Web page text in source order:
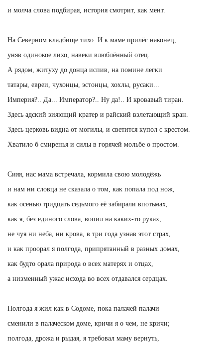
и молча слова подбирая, история смотрит, как мент.
На Северном кладбище тихо. И к маме прилёг наконец,
уняв одинокое лихо, навеки влюблённый отец.
А рядом, житуху до донца испив, на помине легки
татары, евреи, чухонцы, эстонцы, хохлы, русаки...
Империя?.. Да... Император?.. Ну да!.. И кровавый тиран.
Здесь адский зияющий кратер и райский взлетающий кран.
Здесь церковь видна от могилы, и светится купол с крестом.
Хватило б смиренья и силы в горячей мольбе о простом.
Сияя, нас мама встречала, кормила свою молодёжь
и нам ни словца не сказала о том, как попала под нож,
как осенью тридцать седьмого её забирали впотьмах,
как я, без единого слова, вопил на каких-то руках,
не чуя ни неба, ни крова, в три года узнав этот страх,
и как проорал я полгода, припрятанный в разных домах,
как будто орала природа о всех матерях и отцах,
а низменный ужас исхода во всех отдавался сердцах.
Полгода я жил как в Содоме, пока палачей палачи
сменили в палаческом доме, кричи я о чем, не кричи;
полгода, дрожа и рыдая, я требовал маму вернуть,